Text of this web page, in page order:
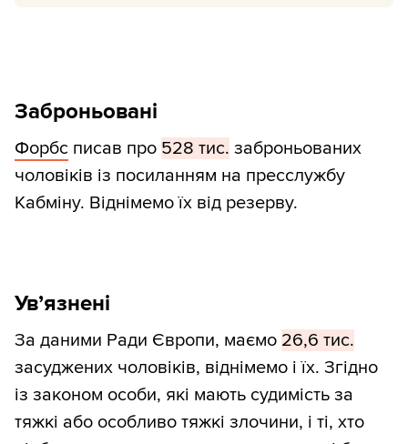
працівників закладів загальної середньої
освіти Міністерства освіти і науки
України, інших міністерств і відомств та
приватних закладів (2022/23 н. р.)” (
xlsx
році” (
). Кількість чоловіків вирахували
розділі 3.
Дані про кількість науковців зі збірника
Держстату “Наукова та інноваційна
Заброньовані
Форбс писав про 528 тис. заброньованих
чоловіків із посиланням на пресслужбу
Кабміну. Віднімемо їх від резерву.
Ув’язнені
За даними Ради Європи, маємо 26,6 тис.
засуджених чоловіків, віднімемо і їх. Згідно
із законом особи, які мають судимість за
тяжкі або особливо тяжкі злочини, і ті, хто